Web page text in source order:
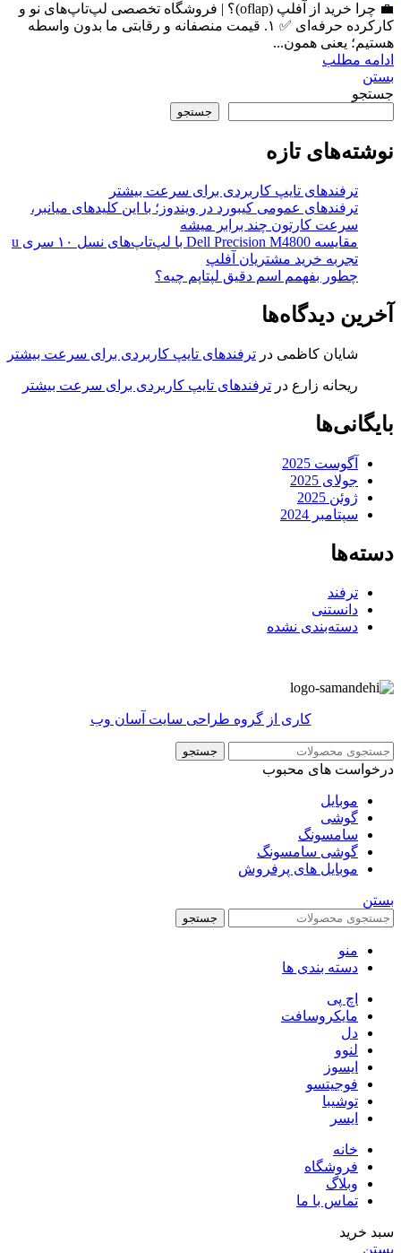
💼 چرا خرید از آفلپ (oflap)؟ | فروشگاه تخصصی لپ‌تاپ‌های نو و
کارکرده حرفه‌ای ✅ ۱. قیمت منصفانه و رقابتی ما بدون واسطه
هستیم؛ یعنی همون...
ادامه مطلب
بستن
جستجو
جستجو
نوشته‌های تازه
ترفندهای تایپ کاربردی برای سرعت بیشتر
ترفندهای عمومی کیبورد در ویندوز؛ با این کلیدهای میانبر،
سرعت کارتون چند برابر میشه
مقایسه Dell Precision M4800 با لپ‌تاپ‌های نسل ۱۰ سری u
تجربه خرید مشتریان آفلپ
چطور بفهمم اسم دقیق لپتاپم چیه؟
آخرین دیدگاه‌ها
شایان کاظمی در ترفندهای تایپ کاربردی برای سرعت بیشتر
ریحانه زارع در ترفندهای تایپ کاربردی برای سرعت بیشتر
بایگانی‌ها
آگوست 2025
جولای 2025
ژوئن 2025
سپتامبر 2024
دسته‌ها
ترفند
دانستنی
دسته‌بندی نشده
کاری از گروه طراحی سایت آسان وب
جستجو
درخواست های محبوب
موبایل
گوشی
سامسونگ
گوشی سامسونگ
موبایل های پرفروش
بستن
جستجو
منو
دسته بندی ها
اچ پی
مایکروسافت
دل
لنوو
ایسوز
فوجیتسو
توشیبا
ایسر
خانه
فروشگاه
وبلاگ
تماس با ما
سبد خرید
بستن